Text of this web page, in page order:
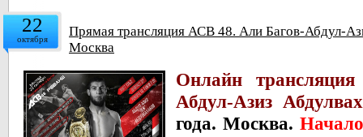
22
октября
Прямая трансляция АСВ 48. Али Багов-Абдул-
Москва
Онлайн
Абдул-Азиз
года. Москва.